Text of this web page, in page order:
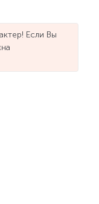
Если Вы